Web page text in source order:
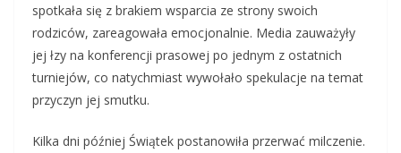
spotkała się z brakiem wsparcia ze strony swoich
rodziców, zareagowała emocjonalnie. Media zauważyły
jej łzy na konferencji prasowej po jednym z ostatnich
turniejów, co natychmiast wywołało spekulacje na temat
przyczyn jej smutku.
Kilka dni później Świątek postanowiła przerwać milczenie.